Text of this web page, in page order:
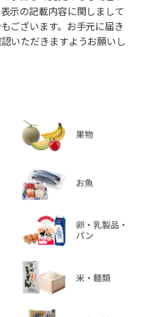
示の記載内容に関しまして
ございます。お手元に届き
いただきますようお願いし